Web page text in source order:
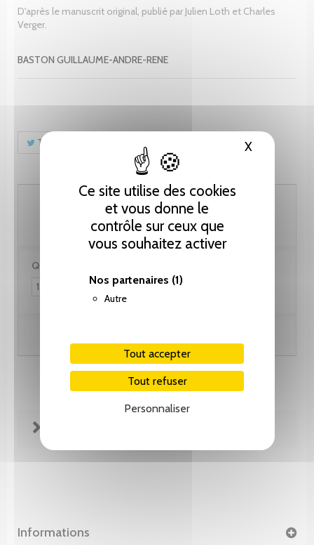
Ce site utilise des cookies
et vous donne le
contrôle sur ceux que
vous souhaitez activer
Nos partenaires (1)
Autre
Tout accepter
Tout refuser
Personnaliser
XMasquer
D'après le manuscrit original, publié par Julien Loth et Charles
Verger.
BASTON GUILLAUME-ANDRE-RENE
Tweet
256.50 CHF
Quantité :
Informations